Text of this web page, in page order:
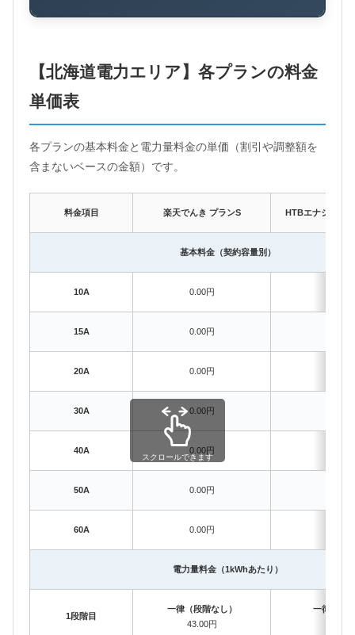
【北海道電力エリア】各プランの料金
単価表
各プランの基本料金と電力量料金の単価（割引や調整額を
含まないベースの金額）です。
料金項目 楽天でんき プランS HTBエナジー ベ
基本料金（契約容量別）
10A 0.00円
15A 0.00円
20A 0.00円
30A 0.00円
40A 0.00円
50A 0.00円
60A 0.00円
電力量料金（1kWhあたり）
1段階目
一律（段階なし）
43.00円
一律（段
スクロールできます